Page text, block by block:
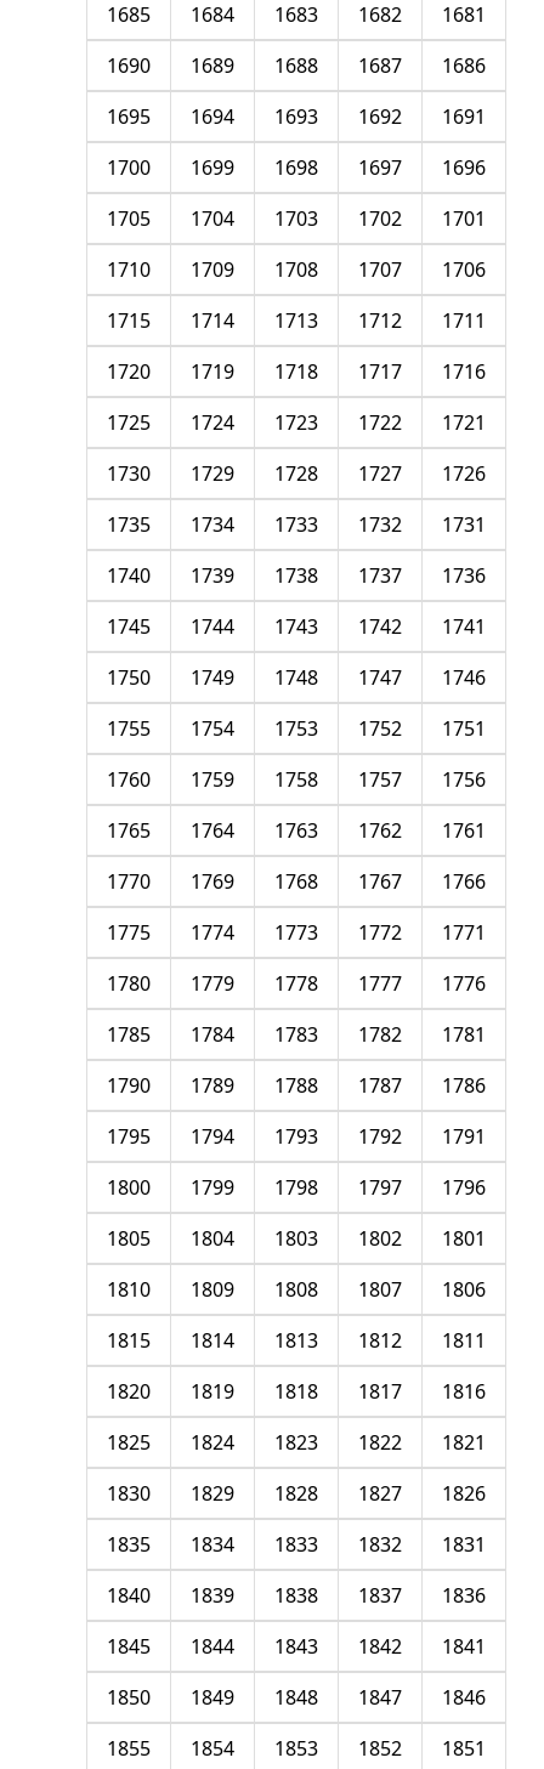
1681
1682
1683
1684
1685
1686
1687
1688
1689
1690
1691
1692
1693
1694
1695
1696
1697
1698
1699
1700
1701
1702
1703
1704
1705
1706
1707
1708
1709
1710
1711
1712
1713
1714
1715
1716
1717
1718
1719
1720
1721
1722
1723
1724
1725
1726
1727
1728
1729
1730
1731
1732
1733
1734
1735
1736
1737
1738
1739
1740
1741
1742
1743
1744
1745
1746
1747
1748
1749
1750
1751
1752
1753
1754
1755
1756
1757
1758
1759
1760
1761
1762
1763
1764
1765
1766
1767
1768
1769
1770
1771
1772
1773
1774
1775
1776
1777
1778
1779
1780
1781
1782
1783
1784
1785
1786
1787
1788
1789
1790
1791
1792
1793
1794
1795
1796
1797
1798
1799
1800
1801
1802
1803
1804
1805
1806
1807
1808
1809
1810
1811
1812
1813
1814
1815
1816
1817
1818
1819
1820
1821
1822
1823
1824
1825
1826
1827
1828
1829
1830
1831
1832
1833
1834
1835
1836
1837
1838
1839
1840
1841
1842
1843
1844
1845
1846
1847
1848
1849
1850
1851
1852
1853
1854
1855